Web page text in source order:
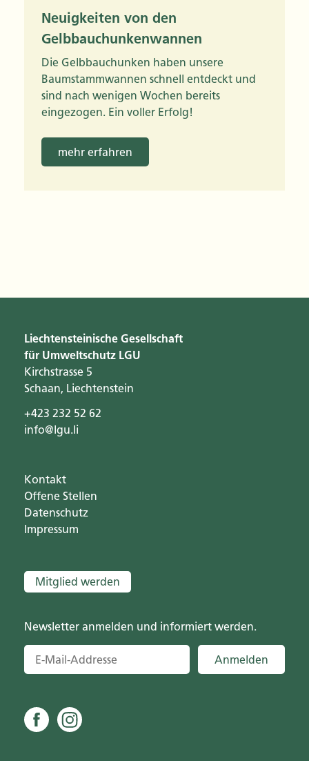
Neuigkeiten von den
Gelbbauchunkenwannen
Die Gelbbauchunken haben unsere
Baumstammwannen schnell entdeckt und
sind nach wenigen Wochen bereits
eingezogen. Ein voller Erfolg!
mehr erfahren
Liechtensteinische Gesellschaft
für Umweltschutz LGU
Kirchstrasse 5
Schaan, Liechtenstein
+423 232 52 62
info@lgu.li
Kontakt
Offene Stellen
Datenschutz
Impressum
Mitglied werden
Newsletter anmelden und informiert werden.
Anmelden